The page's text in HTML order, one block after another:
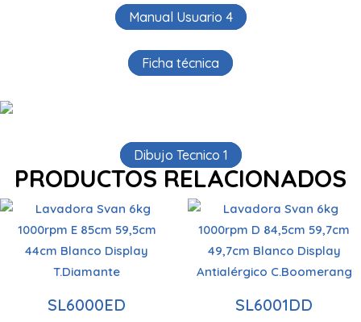
Manual Usuario 4
Ficha técnica
Dibujo Tecnico 1
PRODUCTOS RELACIONADOS
SL6000ED SL6001DD
Capacidad carga
6 kg
1000 rpm